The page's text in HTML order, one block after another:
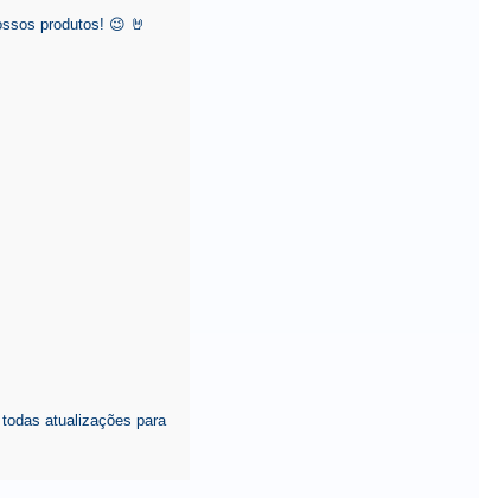
produtos! 😉 🤘
atualizações para